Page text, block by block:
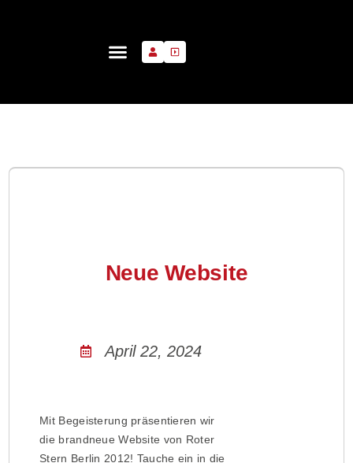
Neue Website
April 22, 2024
Mit Begeisterung präsentieren wir
die brandneue Website von Roter
Stern Berlin 2012! Tauche ein in die